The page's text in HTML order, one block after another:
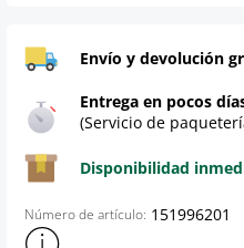
Envío y devolución
Entrega en pocos
(Servicio de
Disponibilidad
Número de artículo: 151996201
Mostrar más información